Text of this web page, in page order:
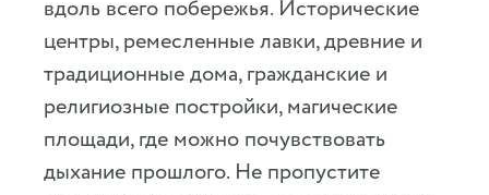
вдоль всего побережья. Исторические
центры, ремесленные лавки, древние и
традиционные дома, гражданские и
религиозные постройки, магические
площади, где можно почувствовать
дыхание прошлого. Не пропустите